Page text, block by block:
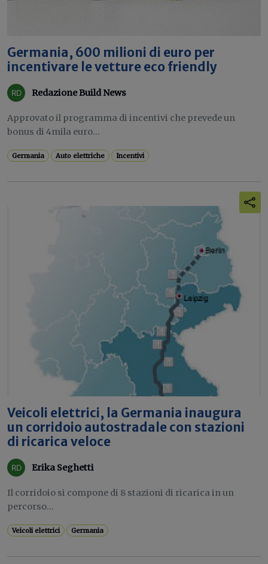
Germania, 600 milioni di euro per
incentivare le vetture eco friendly
Redazione Build News
Approvato il programma di incentivi che prevede un
bonus di 4mila euro...
Germania Auto elettriche Incentivi
Veicoli elettrici, la Germania inaugura
un corridoio autostradale con stazioni
di ricarica veloce
Erika Seghetti
Il corridoio si compone di 8 stazioni di ricarica in un
percorso...
Veicoli elettrici Germania